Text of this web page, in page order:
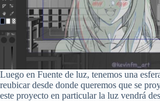
Luego en Fuente de luz, tenemos una
reubicar desde donde queremos que se
este proyecto en particular la luz vendrá